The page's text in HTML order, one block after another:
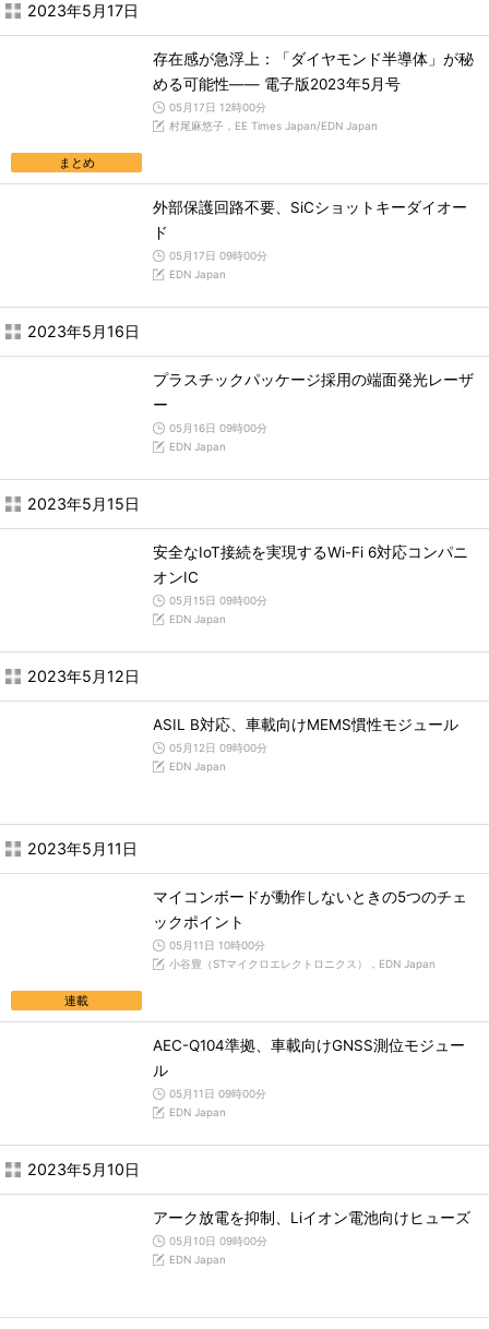
2023年5月17日
まとめ
存在感が急浮上：「ダイヤモンド半導体」が秘
める可能性―― 電子版2023年5月号
05月17日 12時00分
村尾麻悠子，EE Times Japan/EDN Japan
外部保護回路不要、SiCショットキーダイオー
ド
05月17日 09時00分
EDN Japan
2023年5月16日
プラスチックパッケージ採用の端面発光レーザ
ー
05月16日 09時00分
EDN Japan
2023年5月15日
安全なIoT接続を実現するWi-Fi 6対応コンパニ
オンIC
05月15日 09時00分
EDN Japan
2023年5月12日
ASIL B対応、車載向けMEMS慣性モジュール
05月12日 09時00分
EDN Japan
2023年5月11日
連載
マイコンボードが動作しないときの5つのチェ
ックポイント
05月11日 10時00分
小谷豊（STマイクロエレクトロニクス），EDN Japan
AEC-Q104準拠、車載向けGNSS測位モジュー
ル
05月11日 09時00分
EDN Japan
2023年5月10日
アーク放電を抑制、Liイオン電池向けヒューズ
05月10日 09時00分
EDN Japan